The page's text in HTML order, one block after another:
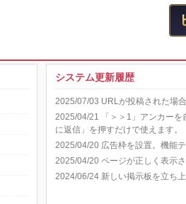
システム更新履歴
2025/07/03 URLが投稿された場
2025/04/21 「＞＞1」アンカーを
に返信」を押すだけで使えます。
2025/04/20 広告枠を設置。機能テ
2025/04/20 ページが正しく表示
2024/06/24 新しい掲示板を立ち上